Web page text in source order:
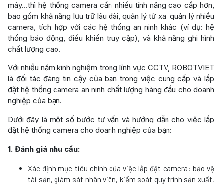
máy…thì hệ thống camera cần nhiều tính năng cao cấp hơn,
bao gồm khả năng lưu trữ lâu dài, quản lý từ xa, quản lý nhiều
camera, tích hợp với các hệ thống an ninh khác (ví dụ: hệ
thống báo động, điều khiển truy cập), và khả năng ghi hình
chất lượng cao.
Với nhiều năm kinh nghiệm trong lĩnh vực CCTV, ROBOTVIET
là đối tác đáng tin cậy của bạn trong việc cung cấp và lắp
đặt hệ thống camera an ninh chất lượng hàng đầu cho doanh
nghiệp của bạn.
Dưới đây là một số bước tư vấn và hướng dẫn cho việc lắp
đặt hệ thống camera cho doanh nghiệp của bạn:
1. Đánh giá nhu cầu:
Xác định mục tiêu chính của việc lắp đặt camera: bảo vệ
tài sản, giám sát nhân viên, kiểm soát quy trình sản xuất,